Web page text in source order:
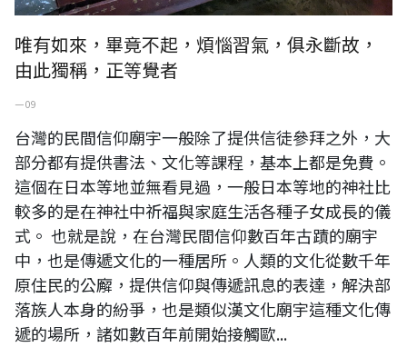
唯有如來，畢竟不起，煩惱習氣，俱永斷故，
由此獨稱，正等覺者
一 09
台灣的民間信仰廟宇一般除了提供信徒參拜之外，大
部分都有提供書法、文化等課程，基本上都是免費。
這個在日本等地並無看見過，一般日本等地的神社比
較多的是在神社中祈福與家庭生活各種子女成長的儀
式。 也就是說，在台灣民間信仰數百年古蹟的廟宇
中，也是傳遞文化的一種居所。人類的文化從數千年
原住民的公廨，提供信仰與傳遞訊息的表達，解決部
落族人本身的紛爭，也是類似漢文化廟宇這種文化傳
遞的場所，諸如數百年前開始接觸歐...